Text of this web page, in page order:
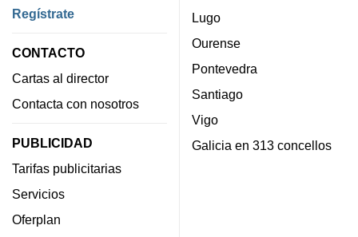
Regístrate
CONTACTO
Cartas al director
Contacta con nosotros
PUBLICIDAD
Tarifas publicitarias
Servicios
Oferplan
Lugo
Ourense
Pontevedra
Santiago
Vigo
Galicia en 313 concellos